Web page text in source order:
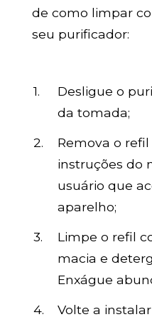
de como limpar
seu purificador:
Desligue o
da tomada;
Remova o
instruções do
usuário que
aparelho;
Limpe o refil
macia e
Enxágue
Volte a